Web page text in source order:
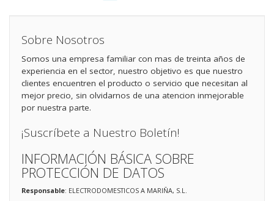
Sobre Nosotros
Somos una empresa familiar con mas de treinta años de
experiencia en el sector, nuestro objetivo es que nuestro
clientes encuentren el producto o servicio que necesitan al
mejor precio, sin olvidarnos de una atencion inmejorable
por nuestra parte.
¡Suscríbete a Nuestro Boletín!
INFORMACIÓN BÁSICA SOBRE
PROTECCIÓN DE DATOS
Responsable: ELECTRODOMESTICOS A MARIÑA, S.L.